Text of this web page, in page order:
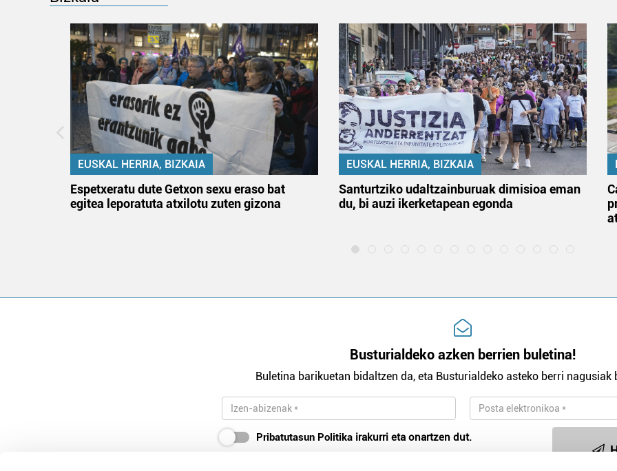
EUSKAL HERRIA, BIZKAIA
Espetxeratu dute Getxon sexu eraso bat
egitea leporatuta atxilotu zuten gizona
EUSKAL HERRIA, BIZKAIA
Santurtziko udaltzainburuak dimisioa eman
du, bi auzi ikerketapean egonda
Busturialdeko azken berrien buletina!
Buletina barikuetan bidaltzen da, eta Busturialdeko asteko berri nagusiak
Pribatutasun Politika irakurri eta onartzen dut.